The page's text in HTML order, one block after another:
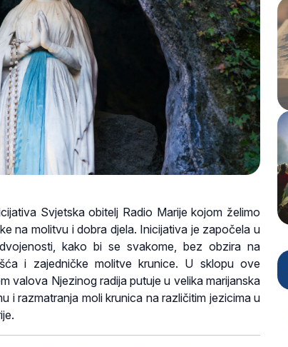
Svjetska obitelj Radio Marije kojom želimo
na molitvu i dobra djela. Inicijativa je započela u
kako bi se svakome, bez obzira na
i zajedničke molitve krunice. U sklopu ove
valova Njezinog radija putuje u velika marijanska
i razmatranja moli krunica na različitim jezicima u